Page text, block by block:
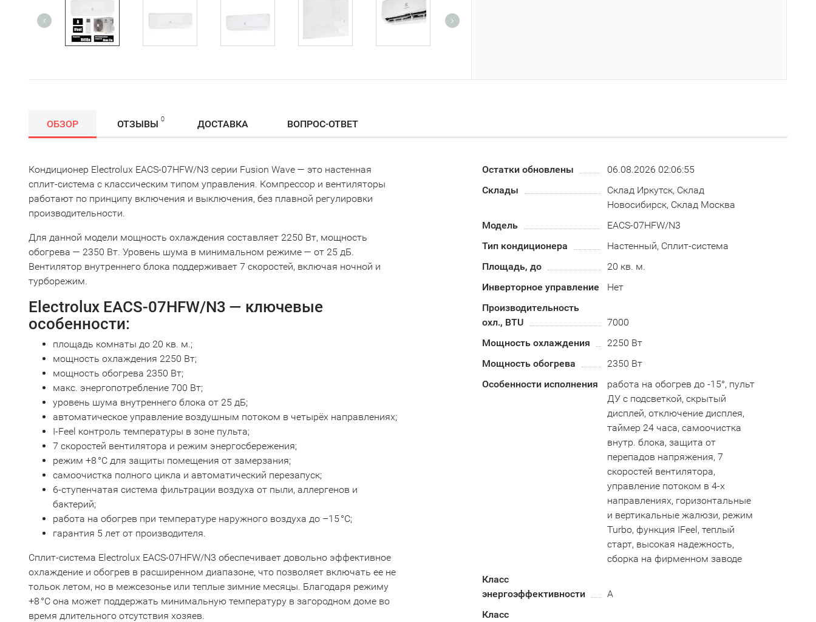
ОБЗОР ОТЗЫВЫ 0 ДОСТАВКА ВОПРОС-ОТВЕТ
Кондиционер Electrolux EACS-07HFW/N3 серии Fusion Wave — это настенная
сплит-система с классическим типом управления. Компрессор и вентиляторы
работают по принципу включения и выключения, без плавной регулировки
производительности.
Для данной модели мощность охлаждения составляет 2250 Вт, мощность
обогрева — 2350 Вт. Уровень шума в минимальном режиме — от 25 дБ.
Вентилятор внутреннего блока поддерживает 7 скоростей, включая ночной и
турборежим.
Electrolux EACS-07HFW/N3 — ключевые
особенности:
площадь комнаты до 20 кв. м.;
мощность охлаждения 2250 Вт;
мощность обогрева 2350 Вт;
макс. энергопотребление 700 Вт;
уровень шума внутреннего блока от 25 дБ;
автоматическое управление воздушным потоком в четырёх направлениях;
I-Feel контроль температуры в зоне пульта;
7 скоростей вентилятора и режим энергосбережения;
режим +8 °C для защиты помещения от замерзания;
самоочистка полного цикла и автоматический перезапуск;
6-ступенчатая система фильтрации воздуха от пыли, аллергенов и
бактерий;
работа на обогрев при температуре наружного воздуха до –15 °C;
гарантия 5 лет от производителя.
Сплит-система Electrolux EACS-07HFW/N3 обеспечивает довольно эффективное
охлаждение и обогрев в расширенном диапазоне, что позволяет включать ее не
тольок летом, но в межсезонье или теплые зимние месяцы. Благодаря режиму
+8 °C она может поддержать минимальную температуру в загородном доме во
время длительного отсутствия хозяев.
Остатки обновлены
06.08.2026 02:06:55
Склады
Склад Иркутск, Склад
Новосибирск, Склад Москва
Модель
EACS-07HFW/N3
Тип кондиционера
Настенный, Сплит-система
Площадь, до
20 кв. м.
Инверторное управление
Нет
Производительность
охл., BTU
7000
Мощность охлаждения
2250 Вт
Мощность обогрева
2350 Вт
Особенности исполнения
работа на обогрев до -15°, пульт
ДУ с подсветкой, скрытый
дисплей, отключение дисплея,
таймер 24 часа, самоочистка
внутр. блока, защита от
перепадов напряжения, 7
скоростей вентилятора,
управление потоком в 4-х
направлениях, горизонтальные
и вертикальные жалюзи, режим
Turbo, функция IFeel, теплый
старт, высокая надежность,
сборка на фирменном заводе
Класс
энергоэффективности
A
Класс